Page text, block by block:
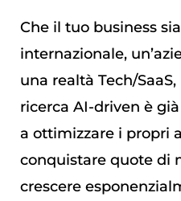
Che il tuo business
internazionale,
una realtà Tech/
ricerca AI-driven è
a ottimizzare i propri
conquistare quote di
crescere